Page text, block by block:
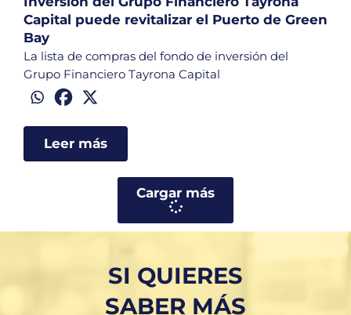
Capital puede revitalizar el Puerto de Green
Bay
La lista de compras del fondo de inversión del
Grupo Financiero Tayrona Capital
Leer más
Cargar más
SI QUIERES
SABER MÁS